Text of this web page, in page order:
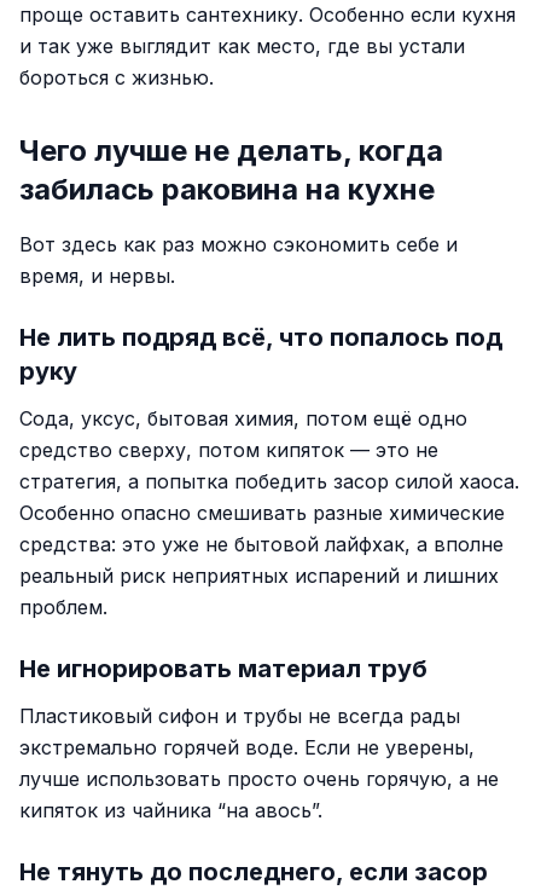
проще оставить сантехнику. Особенно если кухня
и так уже выглядит как место, где вы устали
бороться с жизнью.
Чего лучше не делать, когда
забилась раковина на кухне
Вот здесь как раз можно сэкономить себе и
время, и нервы.
Не лить подряд всё, что попалось под
руку
Сода, уксус, бытовая химия, потом ещё одно
средство сверху, потом кипяток — это не
стратегия, а попытка победить засор силой хаоса.
Особенно опасно смешивать разные химические
средства: это уже не бытовой лайфхак, а вполне
реальный риск неприятных испарений и лишних
проблем.
Не игнорировать материал труб
Пластиковый сифон и трубы не всегда рады
экстремально горячей воде. Если не уверены,
лучше использовать просто очень горячую, а не
кипяток из чайника “на авось”.
Не тянуть до последнего, если засор